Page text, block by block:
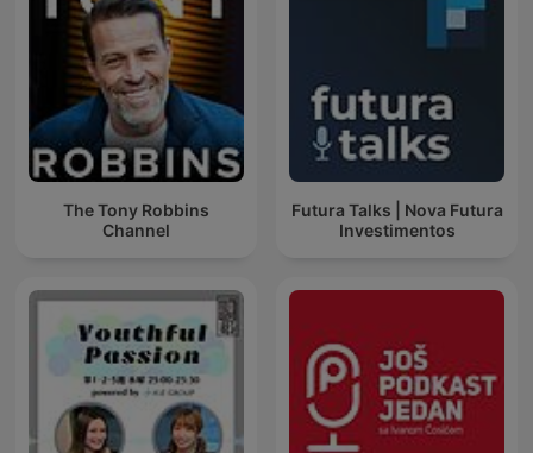
The Tony Robbins
Channel
Futura Talks | Nova Futura
Investimentos